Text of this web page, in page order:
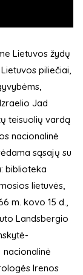
Lietuvos žydų
piliečiai,
Jad
teisuolių vardą
nacionalinė
sąsajų su
biblioteka
lietuvės,
m. kovo 15 d.,
Landsbergio
Irenos